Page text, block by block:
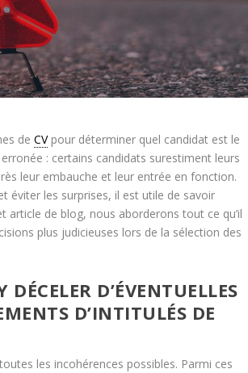
deCVpour déterminer quel candidat est le
: certains candidats surestiment leurs
leur embauche et leur entrée en fonction.
éviter les surprises, il est utile de savoir
article de blog, nous aborderons tout ce qu’il
plus judicieuses lors de la sélection des
D’ÉVENTUELLES
D’INTITULÉS DE
les incohérences possibles. Parmi ces